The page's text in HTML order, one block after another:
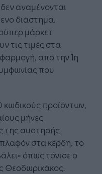
αναμένονται
διάστημα.
μάρκετ
τις τιμές στα
από την 1η
που
προϊόντων,
μήνες
της αυστηρής
στα κέρδη, το
όπως τόνισε ο
Θεοδωρικάκος.